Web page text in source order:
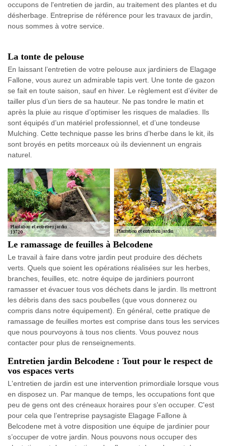
occupons de l'entretien de jardin, au traitement des plantes et du
désherbage. Entreprise de référence pour les travaux de jardin,
nous sommes à votre service.
La tonte de pelouse
En laissant l’entretien de votre pelouse aux jardiniers de Elagage
Fallone, vous aurez un admirable tapis vert. Une tonte de gazon
se fait en toute saison, sauf en hiver. Le règlement est d’éviter de
tailler plus d’un tiers de sa hauteur. Ne pas tondre le matin et
après la pluie au risque d’optimiser les risques de maladies. Ils
sont équipés d’un matériel professionnel, et d’une tondeuse
Mulching. Cette technique passe les brins d’herbe dans le kit, ils
sont broyés en petits morceaux où ils deviennent un engrais
naturel.
Le ramassage de feuilles à Belcodene
Le travail à faire dans votre jardin peut produire des déchets
verts. Quels que soient les opérations réalisées sur les herbes,
branches, feuilles, etc. notre équipe de jardiniers pourront
ramasser et évacuer tous vos déchets dans le jardin. Ils mettront
les débris dans des sacs poubelles (que vous donnerez ou
compris dans notre équipement). En général, cette pratique de
ramassage de feuilles mortes est comprise dans tous les services
que nous pourvoyons à tous nos clients. Vous pouvez nous
contacter pour plus de renseignements.
Entretien jardin Belcodene : Tout pour le respect de
vos espaces verts
L'entretien de jardin est une intervention primordiale lorsque vous
en disposez un. Par manque de temps, les occupations font que
peu de gens ont des créneaux horaires pour s'en occuper. C'est
pour cela que l’entreprise paysagiste Elagage Fallone à
Belcodene met à votre disposition une équipe de jardinier pour
s’occuper de votre jardin. Nous pouvons nous occuper des